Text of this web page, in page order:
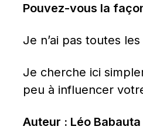
Pouvez-vous la
Je n’ai pas toutes
Je cherche ici
peu à influencer
Auteur : Léo Babauta